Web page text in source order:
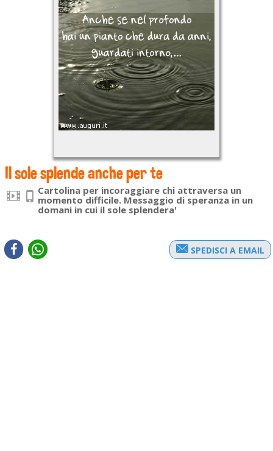
Il sole splende anche per te
Cartolina per incoraggiare chi attraversa un
momento difficile. Messaggio di speranza in un
domani in cui il sole splendera'
SPEDISCI A EMAIL